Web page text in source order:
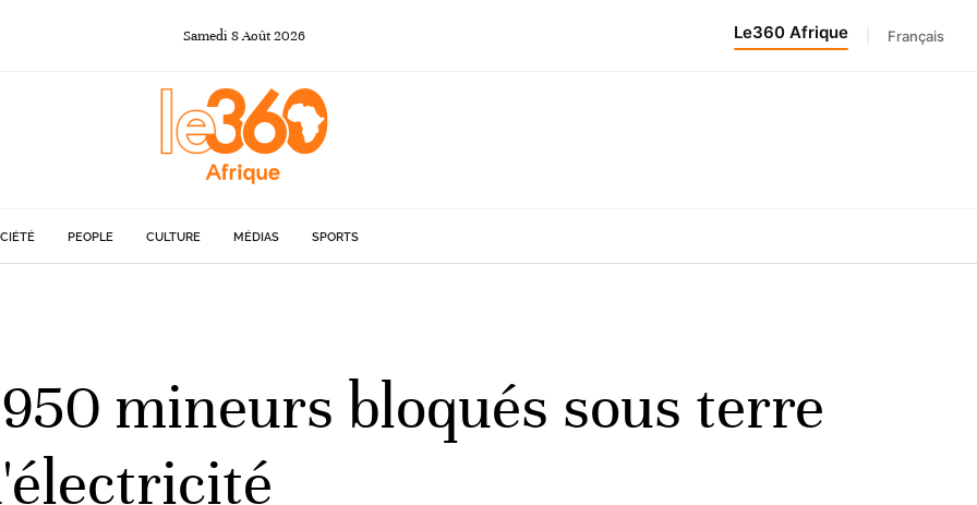
Samedi 8Août2026 Le360 Afrique Français
PEOPLE CULTURE MÉDIAS SPORTS
mineurs bloqués sous terre